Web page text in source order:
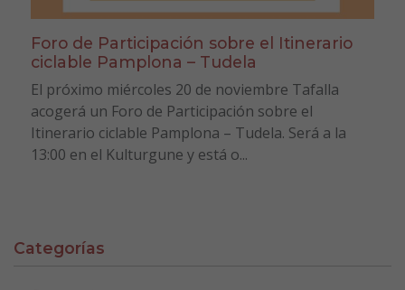
Foro de Participación sobre el Itinerario
ciclable Pamplona – Tudela
El próximo miércoles 20 de noviembre Tafalla
acogerá un Foro de Participación sobre el
Itinerario ciclable Pamplona – Tudela. Será a la
13:00 en el Kulturgune y está o...
Categorías